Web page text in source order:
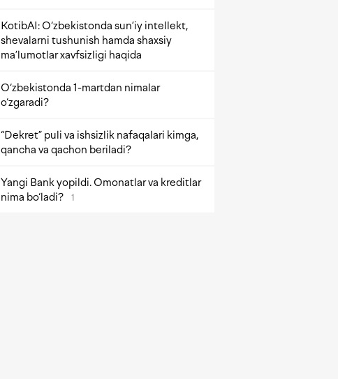
KotibAI: O‘zbekistonda sun’iy intellekt,
shevalarni tushunish hamda shaxsiy
ma’lumotlar xavfsizligi haqida
O‘zbekistonda 1-martdan nimalar
o‘zgaradi?
“Dekret” puli va ishsizlik nafaqalari kimga,
qancha va qachon beriladi?
Yangi Bank yopildi. Omonatlar va kreditlar
nima bo‘ladi?
1